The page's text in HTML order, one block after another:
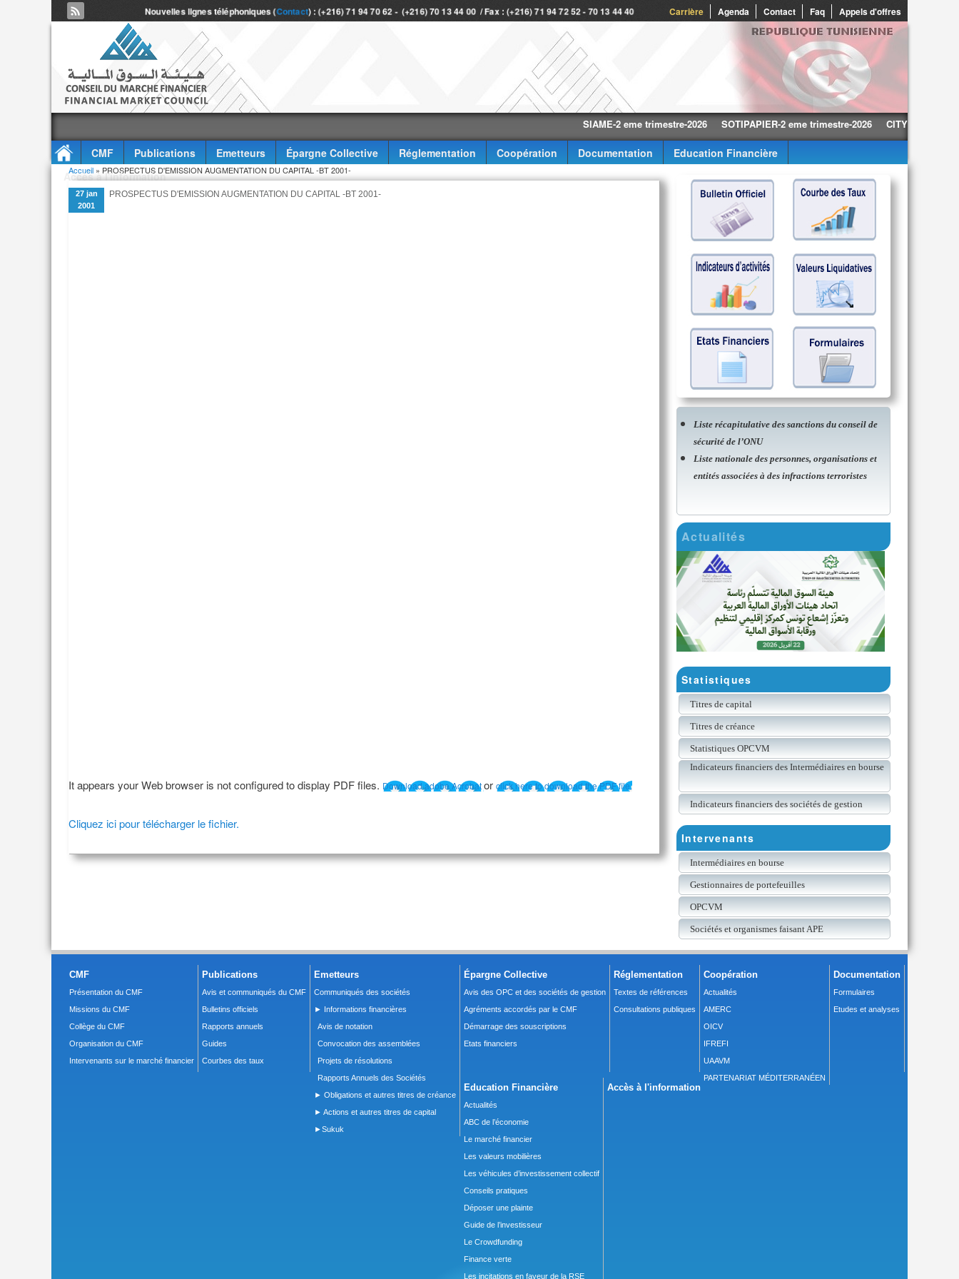
Carrière Agenda Contact Faq Appels d'offres
Nouvelles lignes téléphoniques (Contact) : (+216) 71 94 70 62 - (+216) 70 13 44 00 / Fax : (+216) 71 94 72 52 - 70 13 44 40
SIAME-2 eme trimestre-2026 SOTIPAPIER-2 eme trimestre-2026 CITY CARS-2 eme
CMF Publications Emetteurs Épargne Collective Réglementation Coopération Documentation
Education Financière
Accès à l'information
Vous êtes ici
Accueil » PROSPECTUS D'EMISSION AUGMENTATION DU CAPITAL -BT 2001-
27 jan
2001
PROSPECTUS D'EMISSION AUGMENTATION DU CAPITAL -BT 2001-
It appears your Web browser is not configured to display PDF files. Download adobe Acrobator click here to download the PDF file.
Cliquez ici pour télécharger le fichier.
Liste récapitulative des sanctions du conseil de
sécurité de l’ONU
Liste nationale des personnes, organisations et
entités associées à des infractions terroristes
Actualités
Statistiques
Titres de capital
Titres de créance
Statistiques OPCVM
Indicateurs financiers des Intermédiaires en bourse
Indicateurs financiers des sociétés de gestion
Intervenants
Intermédiaires en bourse
Gestionnaires de portefeuilles
OPCVM
Sociétés et organismes faisant APE
CMF
Présentation du CMF
Missions du CMF
Collège du CMF
Organisation du CMF
Intervenants sur le marché financier
Publications
Avis et communiqués du CMF
Bulletins officiels
Rapports annuels
Guides
Courbes des taux
Emetteurs
Communiqués des sociétés
► Informations financières
Avis de notation
Convocation des assemblées
Projets de résolutions
Rapports Annuels des Sociétés
► Obligations et autres titres de créance
► Actions et autres titres de capital
►Sukuk
Épargne Collective
Avis des OPC et des sociétés de gestion
Agréments accordés par le CMF
Démarrage des souscriptions
Etats financiers
Réglementation
Textes de références
Consultations publiques
Coopération
Actualités
AMERC
OICV
IFREFI
UAAVM
PARTENARIAT MÉDITERRANÉEN
Documentation
Formulaires
Etudes et analyses
Education Financière
Actualités
ABC de l’économie
Le marché financier
Les valeurs mobilières
Les véhicules d’investissement collectif
Conseils pratiques
Déposer une plainte
Guide de l’investisseur
Le Crowdfunding
Finance verte
Les incitations en faveur de la RSE
Accès à l'information